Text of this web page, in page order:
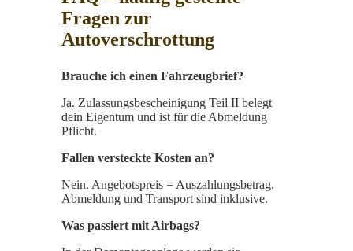
Fragen zur
Autoverschrottung
Brauche ich einen Fahrzeugbrief?
Ja. Zulassungsbescheinigung Teil II belegt
dein Eigentum und ist für die Abmeldung
Pflicht.
Fallen versteckte Kosten an?
Nein. Angebotspreis = Auszahlungsbetrag.
Abmeldung und Transport sind inklusive.
Was passiert mit Airbags?